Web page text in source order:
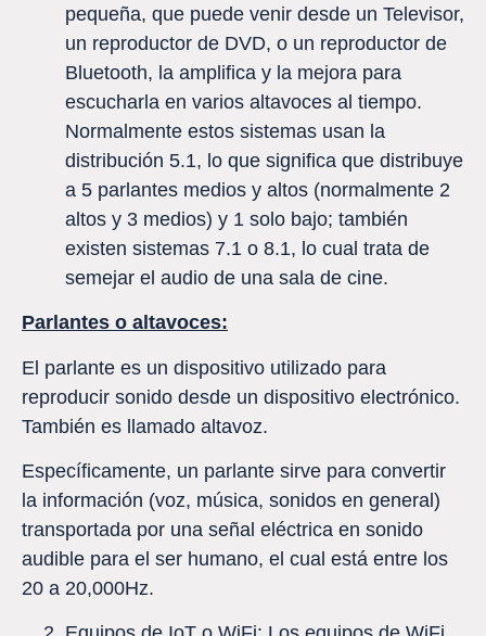
pequeña, que puede venir desde un Televisor,
un reproductor de DVD, o un reproductor de
Bluetooth, la amplifica y la mejora para
escucharla en varios altavoces al tiempo.
Normalmente estos sistemas usan la
distribución 5.1, lo que significa que distribuye
a 5 parlantes medios y altos (normalmente 2
altos y 3 medios) y 1 solo bajo; también
existen sistemas 7.1 o 8.1, lo cual trata de
semejar el audio de una sala de cine.
Parlantes o altavoces:
El parlante es un dispositivo utilizado para
reproducir sonido desde un dispositivo electrónico.
También es llamado altavoz.
Específicamente, un parlante sirve para convertir
la información (voz, música, sonidos en general)
transportada por una señal eléctrica en sonido
audible para el ser humano, el cual está entre los
20 a 20,000Hz.